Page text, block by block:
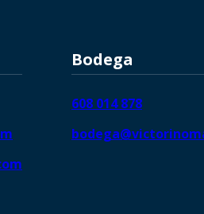
Bodega
608 014 878